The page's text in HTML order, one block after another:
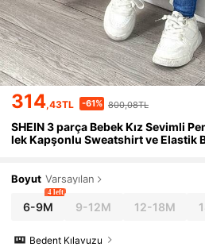
314,43TL -61% 800,08TL
SHEIN 3 parça Bebek Kız Sevimli
lek Kapşonlu Sweatshirt ve Elastik
Boyut Varsayılan
6-9M
4 left
9-12M 12-18M
Bedent Kılavuzu